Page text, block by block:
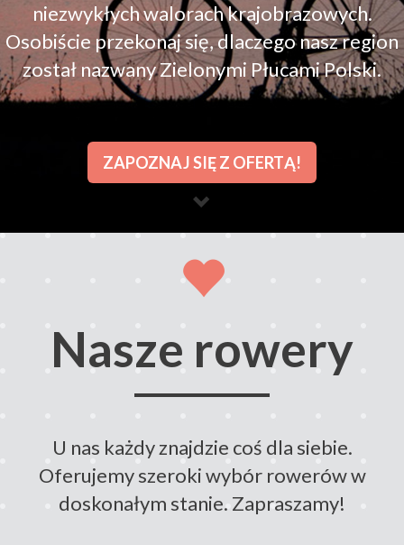
niezwykłych walorach krajobrazowych.
Osobiście przekonaj się, dlaczego nasz region
został nazwany Zielonymi Płucami Polski.
ZAPOZNAJ SIĘ Z OFERTĄ!
Nasze rowery
U nas każdy znajdzie coś dla siebie.
Oferujemy szeroki wybór rowerów w
doskonałym stanie. Zapraszamy!